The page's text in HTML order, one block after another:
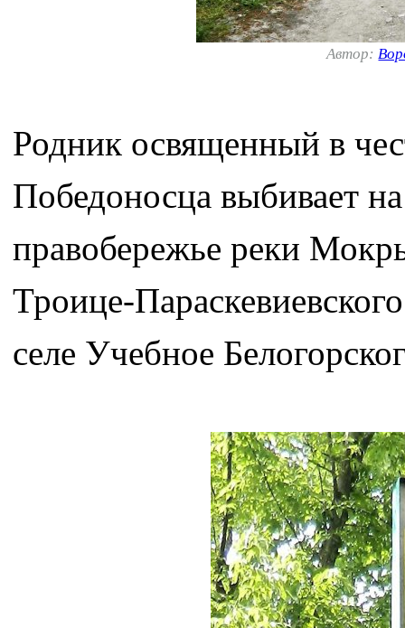
Автор:
Родник освященный в
Победоносца выбивает
правобережье реки
Троице-
селе Учебное